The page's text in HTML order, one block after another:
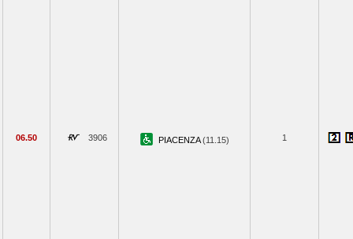
06.50 3906 PIACENZA(11.15) 1